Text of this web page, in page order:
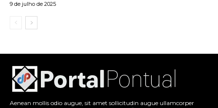
9 de julho de 2025
Aenean mollis odio augue, sit amet sollicitudin augue ullamcorper